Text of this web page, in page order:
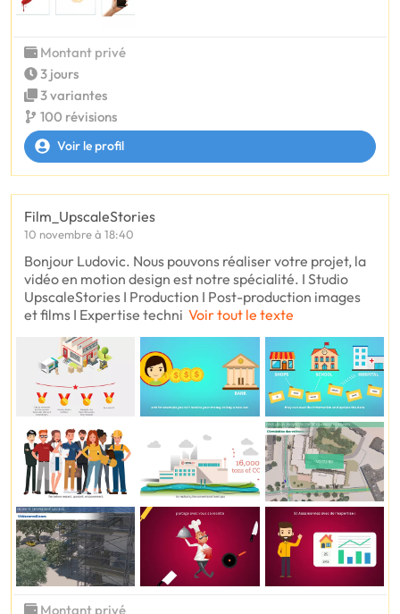
Montant privé
3 jours
3 variantes
100 révisions
Voir le profil
Film_UpscaleStories
10 novembre à 18:40
Bonjour Ludovic. Nous pouvons réaliser votre projet, la
vidéo en motion design est notre spécialité. I Studio
UpscaleStories I Production I Post-production images
et films I Expertise techni Voir tout le texte
Montant privé